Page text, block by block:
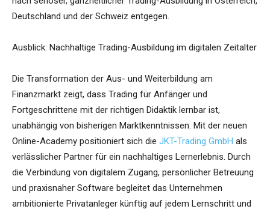
Deutschland und der Schweiz entgegen.
Ausblick: Nachhaltige Trading-Ausbildung im digitalen Zeitalter
Die Transformation der Aus- und Weiterbildung am
Finanzmarkt zeigt, dass Trading für Anfänger und
Fortgeschrittene mit der richtigen Didaktik lernbar ist,
unabhängig von bisherigen Marktkenntnissen. Mit der neuen
Online-Academy positioniert sich die JKT-Trading GmbH als
verlässlicher Partner für ein nachhaltiges Lernerlebnis. Durch
die Verbindung von digitalem Zugang, persönlicher Betreuung
und praxisnaher Software begleitet das Unternehmen
ambitionierte Privatanleger künftig auf jedem Lernschritt und